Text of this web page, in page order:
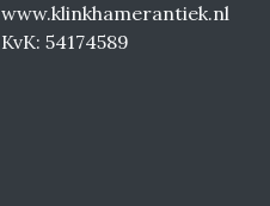
www.klinkhamerantiek.nl
KvK: 54174589